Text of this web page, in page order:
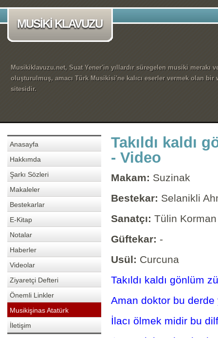
MUSİKİ KLAVUZU
Musikiklavuzu.net, Suat Yener'in yıllardır süregelen musiki merakı
oluşturulmuş, amacı Türk Musikisi'ne kalıcı eserler vermek olan bir
sitesidir.
Anasayfa
Hakkımda
Şarkı Sözleri
Makaleler
Bestekarlar
E-Kitap
Notalar
Haberler
Videolar
Ziyaretçi Defteri
Önemli Linkler
Musikişinas Atatürk
İletişim
Takıldı kaldı
- Video
Makam: Suzinak
Bestekar: Selanikli
Sanatçı: Tülin Korman
Güftekar: -
Usül: Curcuna
Takıldı kaldı gönlüm
Aman doktor bu
İlacı ölmek midir bu